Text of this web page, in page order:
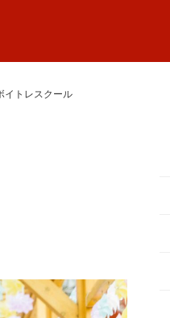
イトレスクール